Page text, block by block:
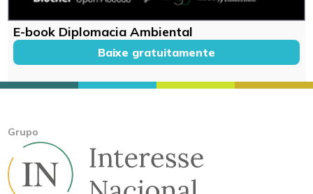
E-book Diplomacia Ambiental
Baixe gratuitamente
Grupo